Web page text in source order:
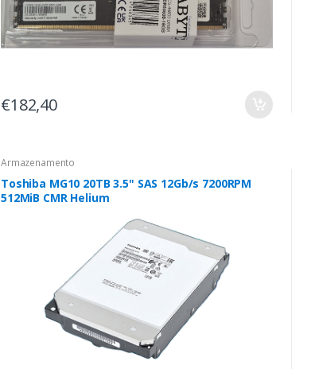
€182,40
Armazenamento
Toshiba MG10 20TB 3.5" SAS 12Gb/s 7200RPM
512MiB CMR Helium